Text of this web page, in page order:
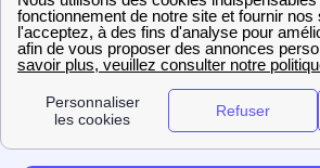
Edf Var Ampus